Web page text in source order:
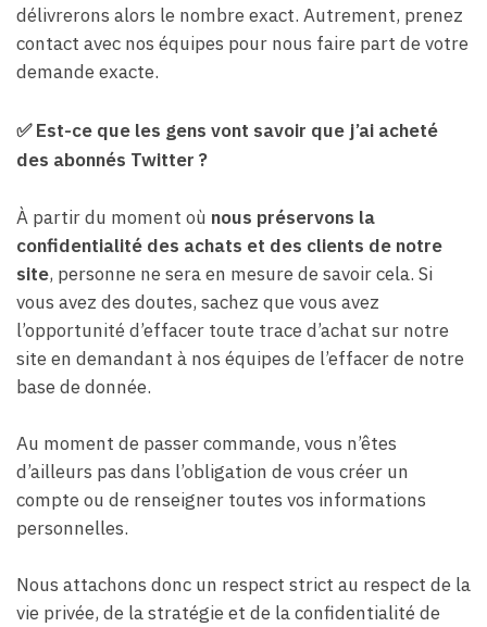
délivrerons alors le nombre exact. Autrement, prenez
contact avec nos équipes pour nous faire part de votre
demande exacte.
✅Est-ce que les gens vont savoir que j’ai acheté
des abonnés Twitter ?
À partir du moment où nous préservons la
confidentialité des achats et des clients de notre
site, personne ne sera en mesure de savoir cela. Si
vous avez des doutes, sachez que vous avez
l’opportunité d’effacer toute trace d’achat sur notre
site en demandant à nos équipes de l’effacer de notre
base de donnée.
Au moment de passer commande, vous n’êtes
d’ailleurs pas dans l’obligation de vous créer un
compte ou de renseigner toutes vos informations
personnelles.
Nous attachons donc un respect strict au respect de la
vie privée, de la stratégie et de la confidentialité de